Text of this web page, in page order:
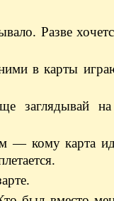
Разве
в карты
на
— кому карта